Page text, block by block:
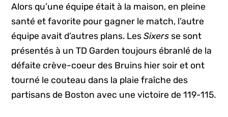
Alors qu’une équipe était à la maison, en pleine
santé et favorite pour gagner le match, l’autre
équipe avait d’autres plans. LesSixers se sont
présentés à un TD Garden toujours ébranlé de la
défaite crève-coeur des Bruins hier soir et ont
tourné le couteau dans la plaie fraîche des
partisans de Boston avec une victoire de 119-115.